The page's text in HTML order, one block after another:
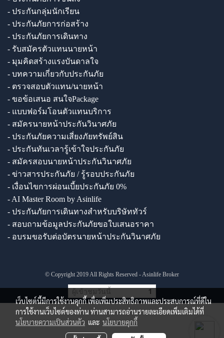
- ประกันกลุ่มนักเรียน
- ประกันภัยการก่อสร้าง
- ประกันภัยการเดินทาง
- รับสมัครตัวแทนนายหน้า
- มุมคิดสร้างแรงบันดาลใจ
- บทความเกี่ยวกับประกันภัย
- ตรวจสอบตัวแทน/นายหน้า
- ขอข้อเสนอ สนใจPackage
- แบบฟอร์มโอนตัวแทนบริการ
- สมัครนายหน้าประกันวินาศภัย
- ประกันภัยความเสี่ยงภัยทรัพย์สิน
- ประกันทันเวลารู้เข้าใจประกันภัย
- สมัครสอบนายหน้าประกันวินาศภัย
- ข่าวสารประกันภัย / รู้รอบประกันภัย
- เงื่อนไขการผ่อนเบี้ยประกันภัย 0%
- AI Master Room by Asinlife
- ประกันภัยการเดินทางสำหรับบริษัททัวร์
- สอบถามข้อมูลประกันภัยขอใบเสนอราคา
- อบรมขอรับต่อบัตรนายหน้าประกันวินาศภัย
© Copyright 2019 All Rights Reserved - Asinlife Broker
ผู้เข้าชมวันนี้ 1
เว็บไซต์นี้มีการใช้งานคุกกี้ เพื่อเพิ่มประสิทธิภาพและประสบการณ์ที่ดีใน
การใช้งานเว็บไซต์ของท่าน ท่านสามารถอ่านรายละเอียดเพิ่มเติมได้ที่
นโยบายความเป็นส่วนตัว และ นโยบายคุกกี้